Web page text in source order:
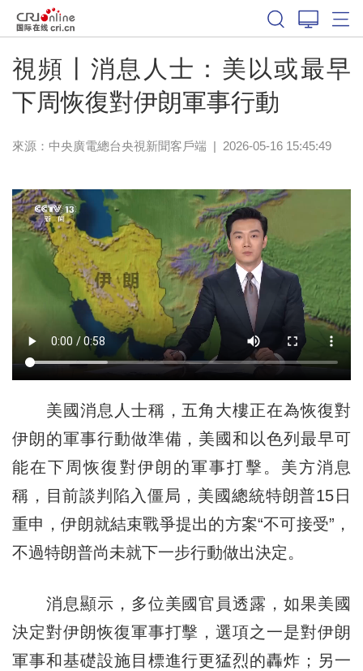
視頻丨消息人士：美以或最早
下周恢復對伊朗軍事行動
來源： 中央廣電總台央視新聞客戶端 | 2026-05-16 15:45:49
美國消息人士稱，五角大樓正在為恢復對
伊朗的軍事行動做準備，美國和以色列最早可
能在下周恢復對伊朗的軍事打擊。美方消息
稱，目前談判陷入僵局，美國總統特朗普15日
重申，伊朗就結束戰爭提出的方案“不可接受”，
不過特朗普尚未就下一步行動做出決定。
消息顯示，多位美國官員透露，如果美國
決定對伊朗恢復軍事打擊，選項之一是對伊朗
軍事和基礎設施目標進行更猛烈的轟炸；另一